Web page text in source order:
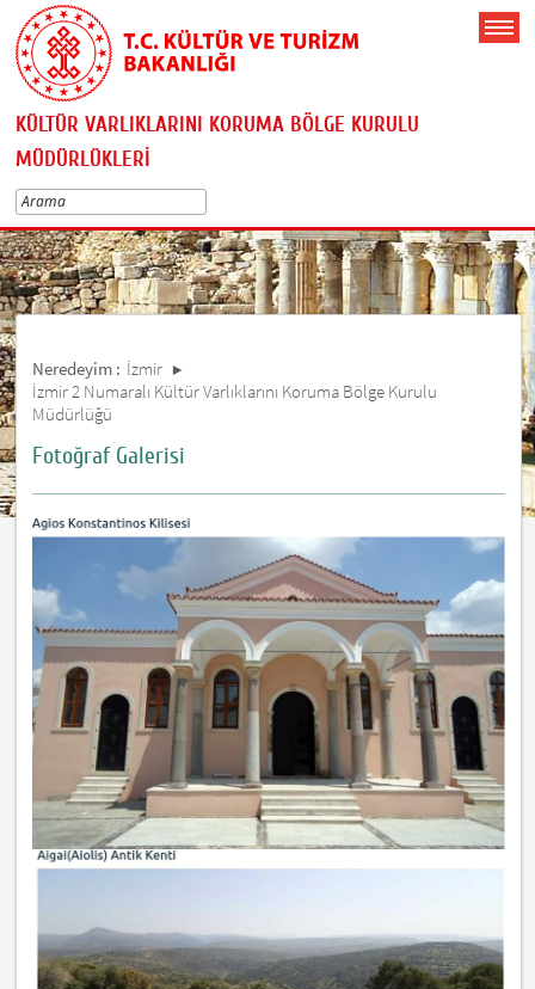
KÜLTÜR VARLIKLARINI KORUMA BÖLGE KURULU
MÜDÜRLÜKLERİ
Neredeyim : İzmir
İzmir 2 Numaralı Kültür Varlıklarını Koruma Bölge Kurulu
Müdürlüğü
Fotoğraf Galerisi